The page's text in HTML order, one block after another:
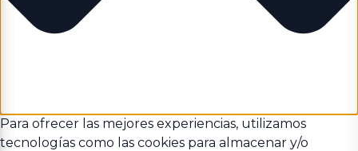
Para ofrecer las mejores experiencias, utilizamos
tecnologías como las cookies para almacenar y/o